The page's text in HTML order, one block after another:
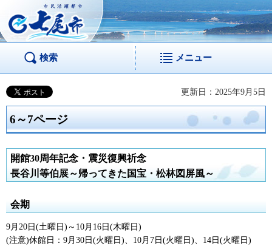
市民活躍都市 七尾
市
検索 メニュー
更新日：2025年9月5日
6～7ページ
開館30周年記念・震災復興祈念
長谷川等伯展～帰ってきた国宝・松林図屏風～
会期
9月20日(土曜日)～10月16日(木曜日)
(注意)休館日：9月30日(火曜日)、10月7日(火曜日)、14日(火曜日)